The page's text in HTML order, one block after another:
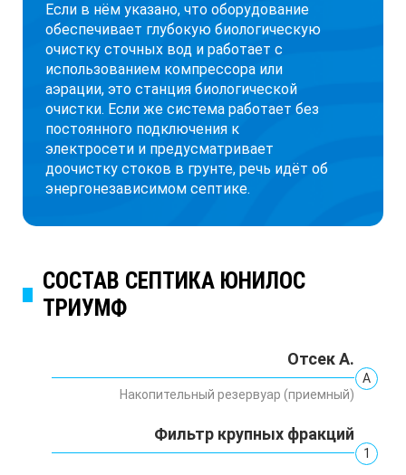
Если в нём указано, что оборудование
обеспечивает глубокую биологическую
очистку сточных вод и работает с
использованием компрессора или
аэрации, это станция биологической
очистки. Если же система работает без
постоянного подключения к
электросети и предусматривает
доочистку стоков в грунте, речь идёт об
энергонезависимом септике.
СОСТАВ СЕПТИКА ЮНИЛОС
ТРИУМФ
Отсек А.
А
Накопительный резервуар (приемный)
Фильтр крупных фракций
1